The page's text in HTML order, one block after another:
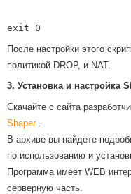
exit 0
После настройки этого
политикой DROP, и NAT.
3. Установка и настройка
Скачайте с сайта
Shaper.
В архиве вы найдете
по использованию и
Программа имеет WEB
серверную часть.